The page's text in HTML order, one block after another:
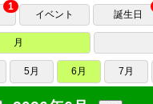
1
イベント 誕生日
月
5月 6月 7月